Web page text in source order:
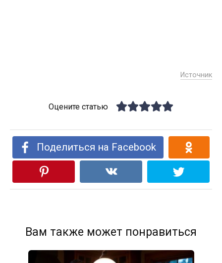
Источник
Оцените статью
Поделиться на Facebook
Вам также может понравиться